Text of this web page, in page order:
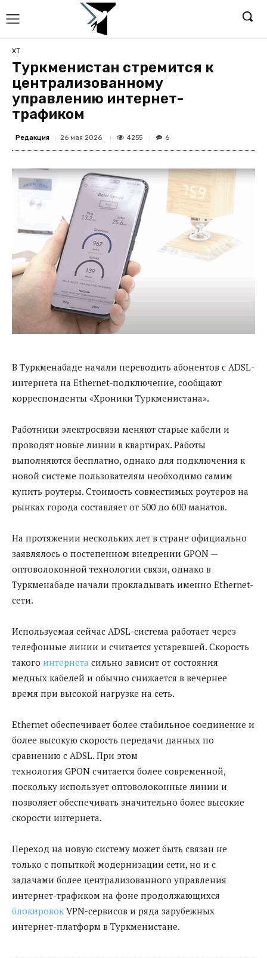
ХТ
Туркменистан стремится к
централизованному
управлению интернет-
трафиком
Редакция 26 мая 2026 4255 6
В Туркменабаде начали переводить абонентов с ADSL-
интернета на Ethernet-подключение, сообщают
корреспонденты «Хроники Туркменистана».
Работники электросвязи меняют старые кабели и
проводят новые линии в квартирах. Работы
выполняются бесплатно, однако для подключения к
новой системе пользователям необходимо самим
купить роутеры. Стоимость совместимых роутеров на
рынках города составляет от 500 до 600 манатов.
На протяжении нескольких лет в стране официально
заявлялось о постепенном внедрении GPON —
оптоволоконной технологии связи, однако в
Туркменабаде начали прокладывать именно Ethernet-
сети.
Используемая сейчас ADSL-система работает через
телефонные линии и считается устаревшей. Скорость
такого интернета сильно зависит от состояния
медных кабелей и обычно снижается в вечернее
время при высокой нагрузке на сеть.
Ethernet обеспечивает более стабильное соединение и
более высокую скорость передачи данных по
сравнению с ADSL. При этом
технология GPON считается более современной,
поскольку использует оптоволоконные линии и
позволяет обеспечивать значительно более высокие
скорости интернета.
Переход на новую систему может быть связан не
только с попыткой модернизации сети, но и с
задачами более централизованного управления
интернет-трафиком на фоне продолжающихся
блокировок VPN-сервисов и ряда зарубежных
интернет-платформ в Туркменистане.